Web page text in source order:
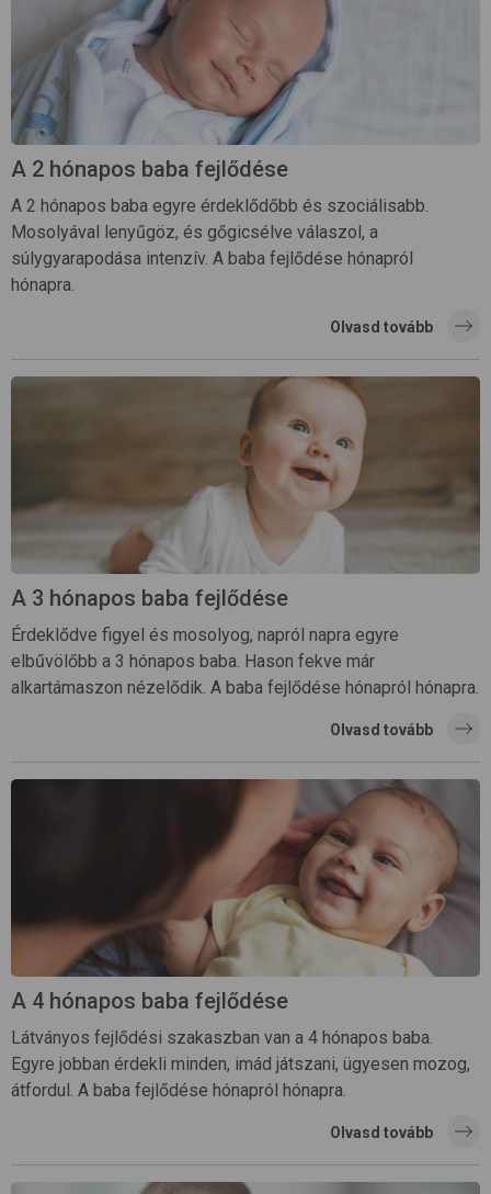
A 2 hónapos baba fejlődése
A 2 hónapos baba egyre érdeklődőbb és szociálisabb.
Mosolyával lenyűgöz, és gőgicsélve válaszol, a
súlygyarapodása intenzív. A baba fejlődése hónapról
hónapra.
Olvasd tovább
A 3 hónapos baba fejlődése
Érdeklődve figyel és mosolyog, napról napra egyre
elbűvölőbb a 3 hónapos baba. Hason fekve már
alkartámaszon nézelődik. A baba fejlődése hónapról hónapra.
Olvasd tovább
A 4 hónapos baba fejlődése
Látványos fejlődési szakaszban van a 4 hónapos baba.
Egyre jobban érdekli minden, imád játszani, ügyesen mozog,
átfordul. A baba fejlődése hónapról hónapra.
Olvasd tovább